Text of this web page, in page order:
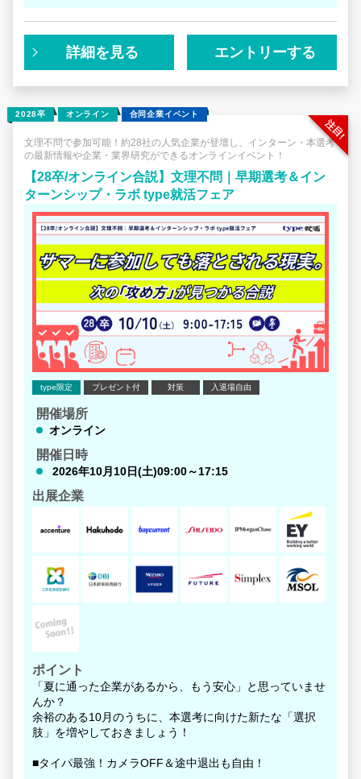
「実体験」の重要性を身をもって体感している方にこそ、
このイベントの魅力が伝わるはずです。
詳細を見る エントリーする
2028卒 オンライン 合同企業イベント
文理不問で参加可能！約28社の人気企業が登壇し、インターン・本選考
の最新情報や企業・業界研究ができるオンラインイベント！
【28卒/オンライン合説】文理不問｜早期選考＆イン
ターンシップ・ラボ type就活フェア
type限定 プレゼント付 対策 入退場自由
開催場所
オンライン
開催日時
2026年10月10日(土)09:00～17:15
出展企業
ポイント
「夏に通った企業があるから、もう安心」と思っていませ
んか？
余裕のある10月のうちに、本選考に向けた新たな「選択
肢」を増やしておきましょう！
■タイパ最強！カメラOFF＆途中退出も自由！